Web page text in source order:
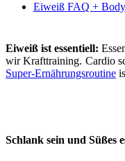
Eiweiß FAQ +
Eiweiß ist essentiell:
wir Krafttraining. Cardio
Super-Ernährungsroutine
Schlank sein und Süßes